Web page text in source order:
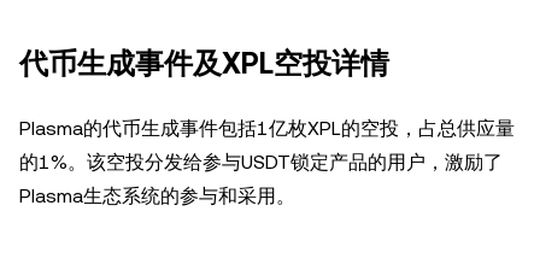
代币生成事件及XPL空投详情
Plasma的代币生成事件包括1亿枚XPL的空投，占总供应量
的1%。该空投分发给参与USDT锁定产品的用户，激励了
Plasma生态系统的参与和采用。